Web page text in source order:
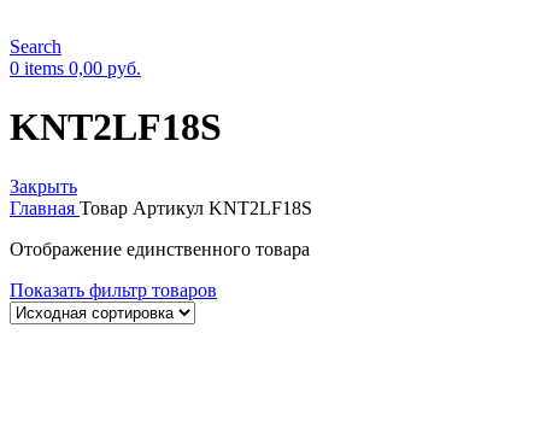
Search
0 items 0,00 руб.
KNT2LF18S
Закрыть
Главная Товар Артикул KNT2LF18S
Отображение единственного товара
Показать фильтр товаров